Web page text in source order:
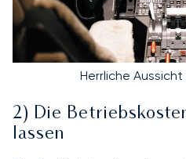
Herrliche
2) Die
lassen